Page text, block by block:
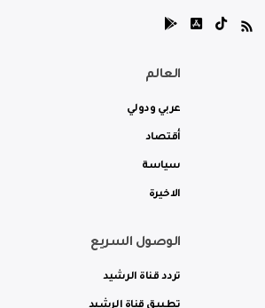
العالم
عربي ودولي
أقتصاد
سياسة
الاخيرة
الوصول السريع
تردد قناة الرشيد